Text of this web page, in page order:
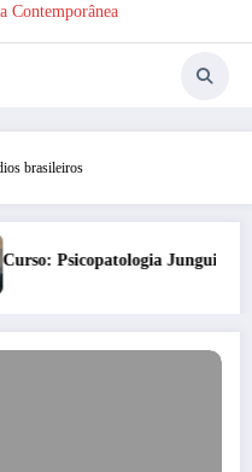
Contemporânea
brasileiros
Junguiana Clínica – Turma 6